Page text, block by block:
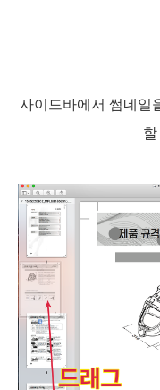
사이드바에서 썸네일